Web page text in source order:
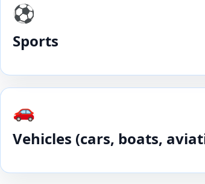
⚽️
Sports
🚗
Vehicles (cars, boats,